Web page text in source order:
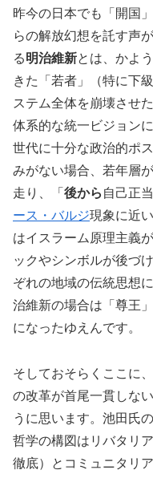
昨今の日本でも「開国
らの解放幻想を託す声
る明治維新とは、かよ
きた「若者」（特に下
ステム全体を崩壊させ
体系的な統一ビジョン
世代に十分な政治的ポ
みがない場合、若年層
走り、「 後から 自己正
ース・バルジ現象に近
はイスラーム原理主義
ックやシンボルが後づ
ぞれの地域の伝統思想
治維新の場合は「尊王
になったゆえんです。
そしておそらくここに
の改革が首尾一貫しな
うに思います。池田氏
哲学の構図はリバタリ
徹底）とコミュニタリ